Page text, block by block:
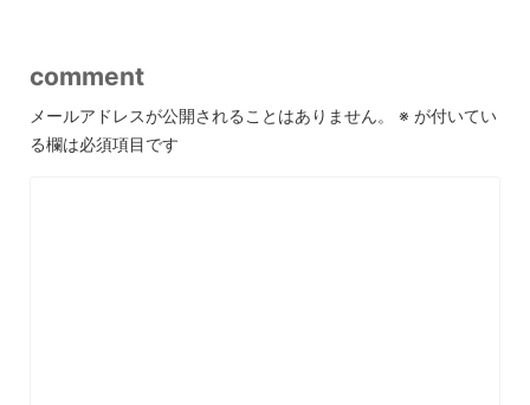
comment
メールアドレスが公開されることはありません。 ※ が付いてい
る欄は必須項目です